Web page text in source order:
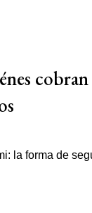
cobran